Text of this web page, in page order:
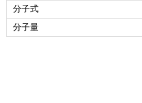
分子式
分子量